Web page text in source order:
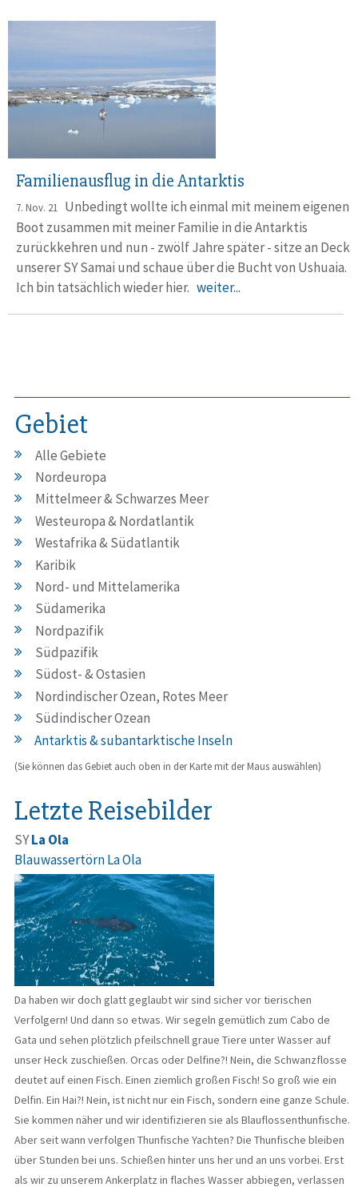
Familienausflug in die Antarktis
7. Nov. 21 Unbedingt wollte ich einmal mit meinem eigenen
Boot zusammen mit meiner Familie in die Antarktis
zurückkehren und nun - zwölf Jahre später - sitze an Deck
unserer SY Samai und schaue über die Bucht von Ushuaia.
Ich bin tatsächlich wieder hier. weiter...
Gebiet
Alle Gebiete
Nordeuropa
Mittelmeer & Schwarzes Meer
Westeuropa & Nordatlantik
Westafrika & Südatlantik
Karibik
Nord- und Mittelamerika
Südamerika
Nordpazifik
Südpazifik
Südost- & Ostasien
Nordindischer Ozean, Rotes Meer
Südindischer Ozean
Antarktis & subantarktische Inseln
(Sie können das Gebiet auch oben in der Karte mit der Maus auswählen)
Letzte Reisebilder
SYLa Ola
Blauwassertörn La Ola
Da haben wir doch glatt geglaubt wir sind sicher vor tierischen
Verfolgern! Und dann so etwas. Wir segeln gemütlich zum Cabo de
Gata und sehen plötzlich pfeilschnell graue Tiere unter Wasser auf
unser Heck zuschießen. Orcas oder Delfine?! Nein, die Schwanzflosse
deutet auf einen Fisch. Einen ziemlich großen Fisch! So groß wie ein
Delfin. Ein Hai?! Nein, ist nicht nur ein Fisch, sondern eine ganze Schule.
Sie kommen näher und wir identifizieren sie als Blauflossenthunfische.
Aber seit wann verfolgen Thunfische Yachten? Die Thunfische bleiben
über Stunden bei uns. Schießen hinter uns her und an uns vorbei. Erst
als wir zu unserem Ankerplatz in flaches Wasser abbiegen, verlassen